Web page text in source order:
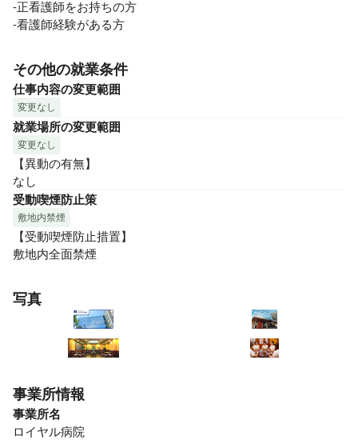
-正看護師をお持ちの方
-看護師経験がある方
その他の就業条件
仕事内容の変更範囲
変更なし
就業場所の変更範囲
変更なし
【異動の有無】
なし
受動喫煙防止策
敷地内禁煙
【受動喫煙防止措置】
敷地内全面禁煙
写真
事業所情報
事業所名
ロイヤル病院